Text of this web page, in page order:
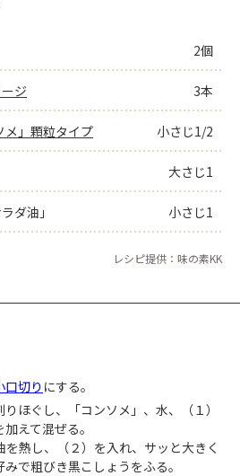
2個
ジ 3本
メ」顆粒タイプ 小さじ1/2
大さじ1
ダ油」 小さじ1
レシピ提供：味の素KK
口切り にする。
ほぐし、「コンソメ」、水、（１）
えて混ぜる。
を熱し、（２）を入れ、サッと大きく
で粗びき黒こしょうをふる。